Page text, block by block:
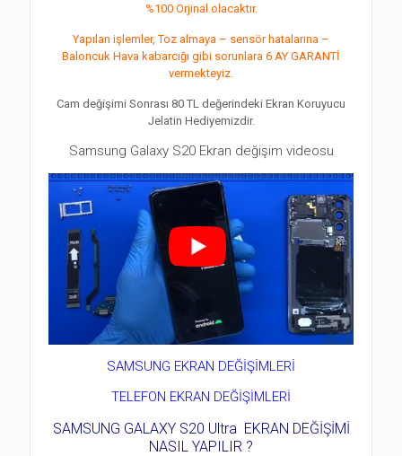
%100 Orjinal olacaktır.
Yapılan işlemler, Toz almaya – sensör hatalarına –
Baloncuk Hava kabarcığı gibi sorunlara 6 AY GARANTİ
vermekteyiz.
Cam değişimi Sonrası 80 TL değerindeki Ekran Koruyucu
Jelatin Hediyemizdir.
Samsung Galaxy S20 Ekran değişim videosu
SAMSUNG EKRAN DEĞİŞİMLERİ
TELEFON EKRAN DEĞİŞİMLERİ
SAMSUNG GALAXY S20 Ultra EKRAN DEĞİŞİMİ
NASIL YAPILIR ?